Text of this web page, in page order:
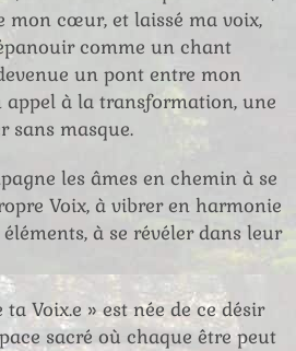
mon cœur, et laissé ma voix,
comme un chant
un pont entre mon
à la transformation, une
sans masque.
les âmes en chemin à se
Voix, à vibrer en harmonie
à se révéler dans leur
ta Voix.e » est née de ce désir
sacré où chaque être peut